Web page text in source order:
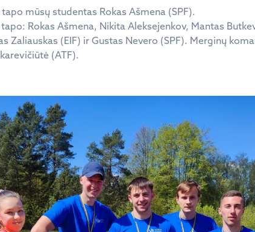
mūsų studentas Rokas Ašmena (SPF).
Rokas Ašmena, Nikita Aleksejenkov, Mantas
Zaliauskas (EIF) ir Gustas Nevero (SPF). Merginų
(ATF).